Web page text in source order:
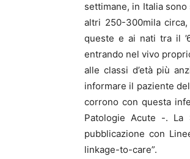
settimane, in Italia
altri 250-300mila
queste e ai nati tra il
entrando nel vivo
alle classi d’età più
informare il paziente
corrono con questa
Patologie Acute -. La
pubblicazione con
linkage-to-care”.